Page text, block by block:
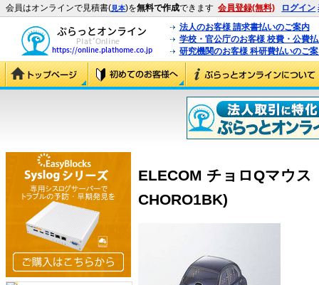
会員はオンラインで見積書(見本)を無料で作成できます 会員登録(無料) ログイン
法人のお客様 請求書払いのご案内
学校・官公庁のお客様 校費・公費
研究機関のお客様 科研費払いのご
ELECOM チョロQマウ
CHORO1BK)